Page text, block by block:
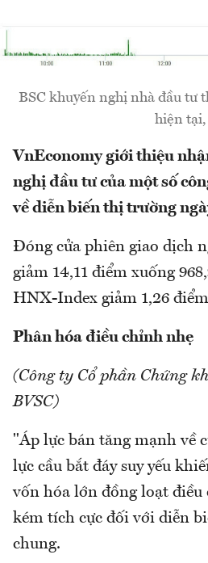
BSC khuyến nghị nhà đầu tư
hiện tại,
VnEconomy giới thiệu
nghị đầu tư của một số
về diễn biến thị trường
Đóng cửa phiên giao dịch
giảm 14,11 điểm xuống
HNX-Index giảm 1,26
Phân hóa điều chỉnh nhẹ
(Công ty Cổ phần Chứng
BVSC)
"Áp lực bán tăng mạnh về
lực cầu bắt đáy suy yếu
vốn hóa lớn đồng loạt
kém tích cực đối với diễn
chung.